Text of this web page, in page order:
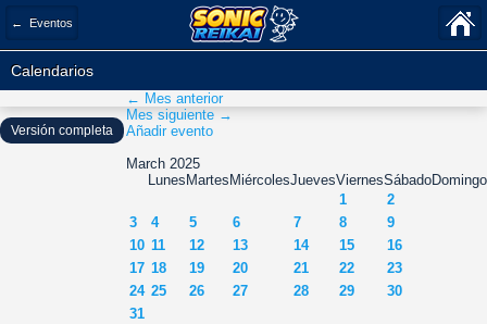
← Eventos
Calendarios
← Mes anterior
Mes siguiente →
Añadir evento
March 2025
Lunes Martes MiércolesJuevesViernesSábadoDomingo
1
2
3
4 5 6 7 8
9
10 11 12 13 14 15
16
17 18 19 20 21 22
23
24 25 26 27 28 29
30
31
Versión completa